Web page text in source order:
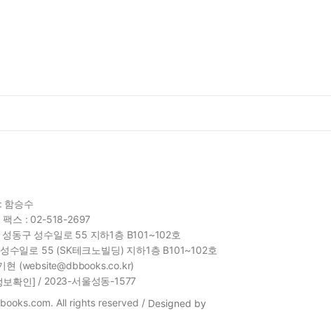
승수
스 : 02-518-2697
동구 성수일로 55 지하1층 B101~102호
수일로 55 (SK테크노빌딩) 지하1층 B101~102호
현 (website@dbbooks.co.kr)
보확인] / 2023-서울성동-1577
All rights reserved / Designed by